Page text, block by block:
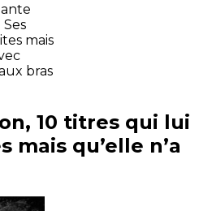
mais
bras
10 titres qui lui
qu’elle n’a